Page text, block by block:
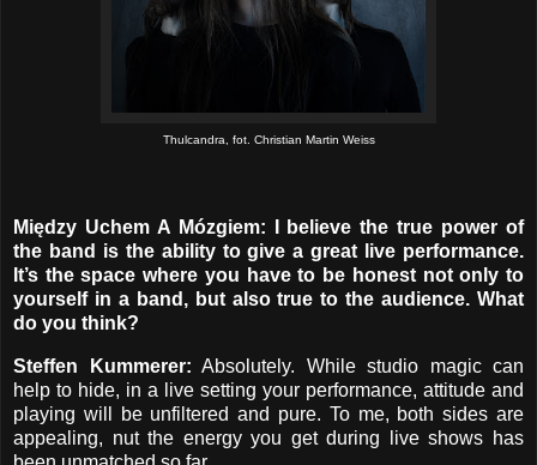
Thulcandra, fot. Christian Martin Weiss
Między Uchem A Mózgiem: I believe the true power of
the band is the ability to give a great live performance.
It’s the space where you have to be honest not only to
yourself in a band, but also true to the audience. What
do you think?
Steffen Kummerer: Absolutely. While studio magic can
help to hide, in a live setting your performance, attitude and
playing will be unfiltered and pure. To me, both sides are
appealing, nut the energy you get during live shows has